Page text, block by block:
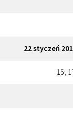
22 styczeń
15,